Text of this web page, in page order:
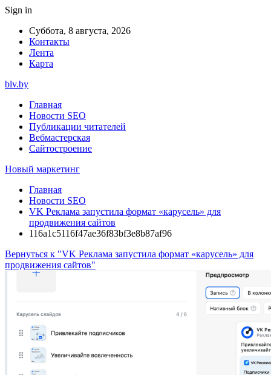
Sign in
Суббота, 8 августа, 2026
Контакты
Лента
Карта
blv.by
Главная
Новости SEO
Публикации читателей
Вебмастерская
Сайтостроение
Новый маркетинг
Главная
Новости SEO
VK Реклама запустила формат «карусель» для
продвижения сайтов
116a1c5116f47ae36f83bf3e8b87af96
Вернуться к "VK Реклама запустила формат «карусель» для
продвижения сайтов"